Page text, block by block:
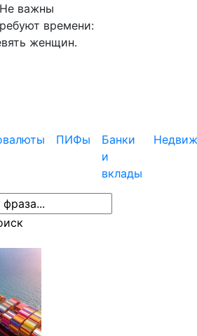
важны
времени:
женщин.
ПИФы
Банки
и
вклады